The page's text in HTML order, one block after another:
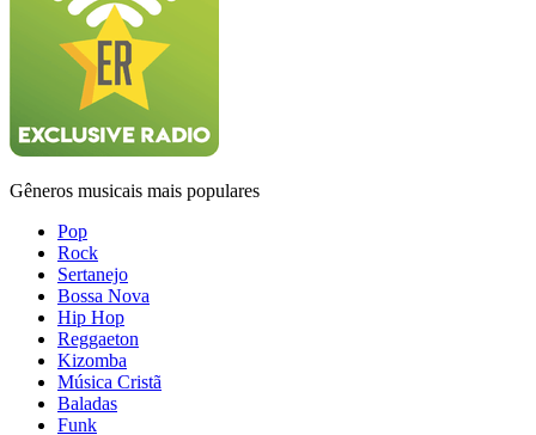
Gêneros musicais mais populares
Pop
Rock
Sertanejo
Bossa Nova
Hip Hop
Reggaeton
Kizomba
Música Cristã
Baladas
Funk